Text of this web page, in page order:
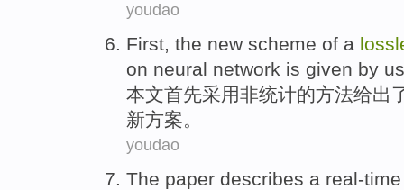
youdao
First, the new scheme of a
on neural network is given by
本文首先采用非统计的方法给出
新方案。
youdao
The paper describes a real-time